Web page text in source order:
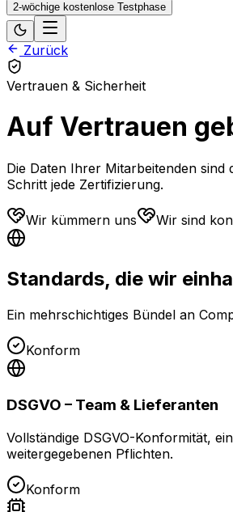
2-wöchige kostenlose Testphase
Zurück
Vertrauen & Sicherheit
Auf Vertrauen
Die Daten Ihrer Mitarbeitenden
Schritt jede Zertifizierung.
Wir kümmern uns Wir sind
Standards, die wir
Ein mehrschichtiges Bündel an
Konform
DSGVO – Team & Lieferanten
Vollständige DSGVO-Konformität,
weitergegebenen Pflichten.
Konform